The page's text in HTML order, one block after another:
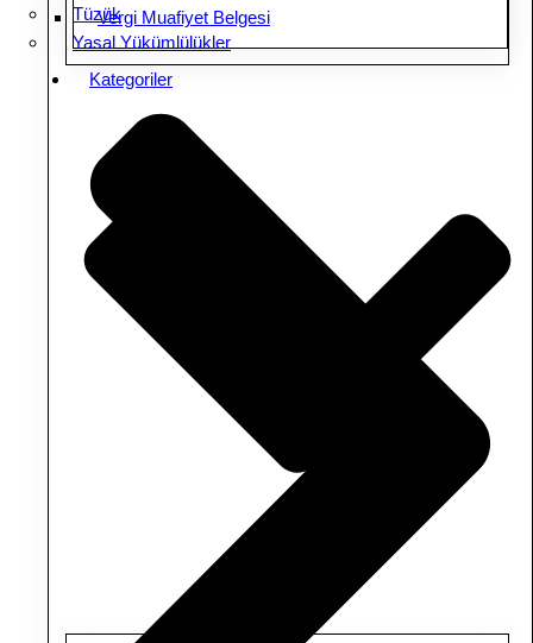
Vergi Muafiyet Belgesi
Kategoriler
Tüzük
Yasal Yükümlülükler